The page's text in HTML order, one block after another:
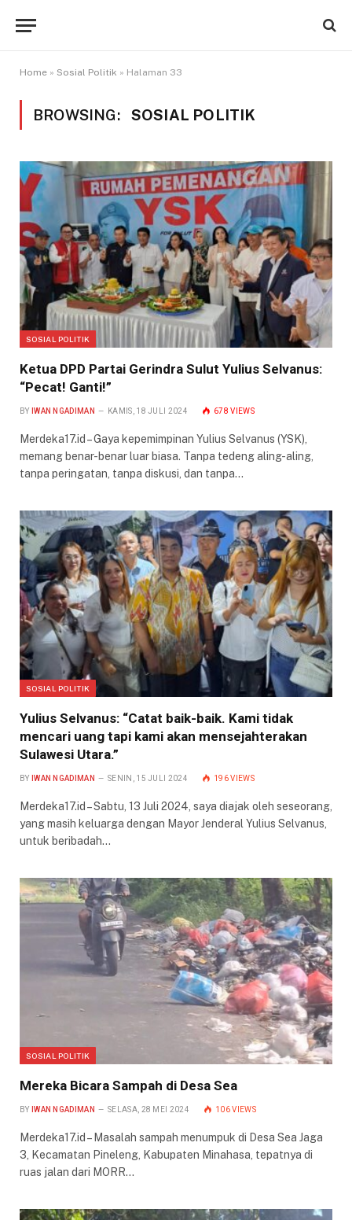
Home » Sosial Politik » Halaman 33
BROWSING: SOSIAL POLITIK
SOSIAL POLITIK
Ketua DPD Partai Gerindra Sulut Yulius Selvanus:
“Pecat! Ganti!”
BY IWAN NGADIMAN KAMIS, 18 JULI 2024 678VIEWS
Merdeka17.id – Gaya kepemimpinan Yulius Selvanus (YSK),
memang benar-benar luar biasa. Tanpa tedeng aling-aling,
tanpa peringatan, tanpa diskusi, dan tanpa…
SOSIAL POLITIK
Yulius Selvanus: “Catat baik-baik. Kami tidak
mencari uang tapi kami akan mensejahterakan
Sulawesi Utara.”
BY IWAN NGADIMAN SENIN, 15 JULI 2024 196VIEWS
Merdeka17.id – Sabtu, 13 Juli 2024, saya diajak oleh seseorang,
yang masih keluarga dengan Mayor Jenderal Yulius Selvanus,
untuk beribadah…
SOSIAL POLITIK
Mereka Bicara Sampah di Desa Sea
BY IWAN NGADIMAN SELASA, 28 MEI 2024 106VIEWS
Merdeka17.id – Masalah sampah menumpuk di Desa Sea Jaga
3, Kecamatan Pineleng, Kabupaten Minahasa, tepatnya di
ruas jalan dari MORR…